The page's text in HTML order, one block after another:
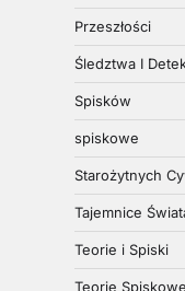
Przeszłości
Śledztwa I
Spisków
spiskowe
Starożytnych
Tajemnice
Teorie i Spiski
Teorie Spiskowe